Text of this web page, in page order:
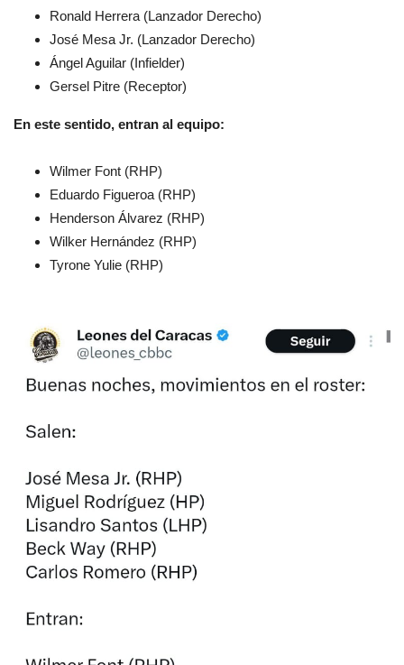
Ronald Herrera (Lanzador Derecho)
José Mesa Jr. (Lanzador Derecho)
Ángel Aguilar (Infielder)
Gersel Pitre (Receptor)
En este sentido, entran al equipo:
Wilmer Font (RHP)
Eduardo Figueroa (RHP)
Henderson Álvarez (RHP)
Wilker Hernández (RHP)
Tyrone Yulie (RHP)